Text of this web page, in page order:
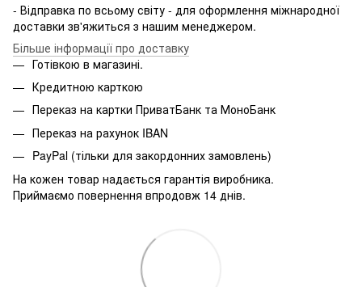
- Відправка по всьому світу - для оформлення міжнародної
доставки зв'яжиться з нашим менеджером.
Більше інформації про доставку
Готівкою в магазині.
Кредитною карткою
Переказ на картки ПриватБанк та МоноБанк
Переказ на рахунок IBAN
PayPal (тільки для закордонних замовлень)
На кожен товар надається гарантія виробника.
Приймаємо повернення впродовж 14 днів.